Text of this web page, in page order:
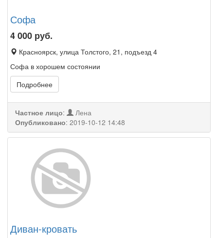
Софа
4 000 руб.
Красноярск, улица Толстого, 21, подъезд 4
Софа в хорошем состоянии
Подробнее
Частное лицо:
Лена
Опубликовано: 2019-10-12 14:48
Диван-кровать